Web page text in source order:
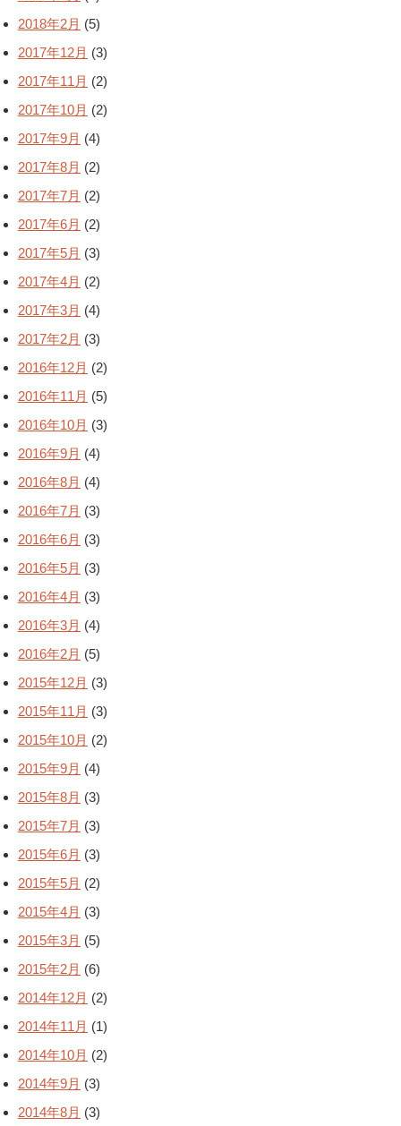
2018年2月 (5)
2017年12月 (3)
2017年11月 (2)
2017年10月 (2)
2017年9月 (4)
2017年8月 (2)
2017年7月 (2)
2017年6月 (2)
2017年5月 (3)
2017年4月 (2)
2017年3月 (4)
2017年2月 (3)
2016年12月 (2)
2016年11月 (5)
2016年10月 (3)
2016年9月 (4)
2016年8月 (4)
2016年7月 (3)
2016年6月 (3)
2016年5月 (3)
2016年4月 (3)
2016年3月 (4)
2016年2月 (5)
2015年12月 (3)
2015年11月 (3)
2015年10月 (2)
2015年9月 (4)
2015年8月 (3)
2015年7月 (3)
2015年6月 (3)
2015年5月 (2)
2015年4月 (3)
2015年3月 (5)
2015年2月 (6)
2014年12月 (2)
2014年11月 (1)
2014年10月 (2)
2014年9月 (3)
2014年8月 (3)